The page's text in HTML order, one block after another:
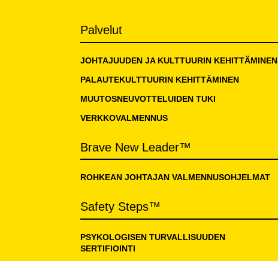
Palvelut
JOHTAJUUDEN JA KULTTUURIN KEHITTÄMINEN
PALAUTEKULTTUURIN KEHITTÄMINEN
MUUTOSNEUVOTTELUIDEN TUKI
VERKKOVALMENNUS
Brave New Leader™
ROHKEAN JOHTAJAN VALMENNUSOHJELMAT
Safety Steps™
PSYKOLOGISEN TURVALLISUUDEN
SERTIFIOINTI